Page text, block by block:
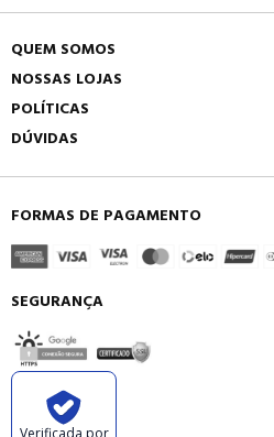
QUEM SOMOS
NOSSAS LOJAS
POLÍTICAS
DÚVIDAS
FORMAS DE PAGAMENTO
SEGURANÇA
Verificada por